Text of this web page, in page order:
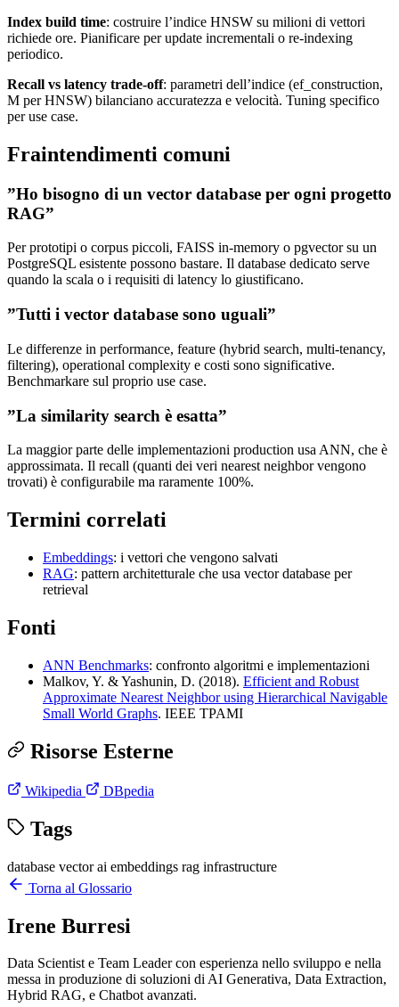
Index build time: costruire l’indice HNSW su milioni di vettori
richiede ore. Pianificare per update incrementali o re-indexing
periodico.
Recall vs latency trade-off: parametri dell’indice (ef_construction,
M per HNSW) bilanciano accuratezza e velocità. Tuning specifico
per use case.
Fraintendimenti comuni
”Ho bisogno di un vector database per ogni progetto
RAG”
Per prototipi o corpus piccoli, FAISS in-memory o pgvector su un
PostgreSQL esistente possono bastare. Il database dedicato serve
quando la scala o i requisiti di latency lo giustificano.
”Tutti i vector database sono uguali”
Le differenze in performance, feature (hybrid search, multi-tenancy,
filtering), operational complexity e costi sono significative.
Benchmarkare sul proprio use case.
”La similarity search è esatta”
La maggior parte delle implementazioni production usa ANN, che è
approssimata. Il recall (quanti dei veri nearest neighbor vengono
trovati) è configurabile ma raramente 100%.
Termini correlati
Embeddings: i vettori che vengono salvati
RAG: pattern architetturale che usa vector database per
retrieval
Fonti
ANN Benchmarks: confronto algoritmi e implementazioni
Malkov, Y. & Yashunin, D. (2018). Efficient and Robust
Approximate Nearest Neighbor using Hierarchical Navigable
Small World Graphs. IEEE TPAMI
Risorse Esterne
Wikipedia DBpedia
Tags
database vectorai embeddings rag infrastructure
Torna al Glossario
Irene Burresi
Data Scientist e Team Leader con esperienza nello sviluppo e nella
messa in produzione di soluzioni di AI Generativa, Data Extraction,
Hybrid RAG, e Chatbot avanzati.